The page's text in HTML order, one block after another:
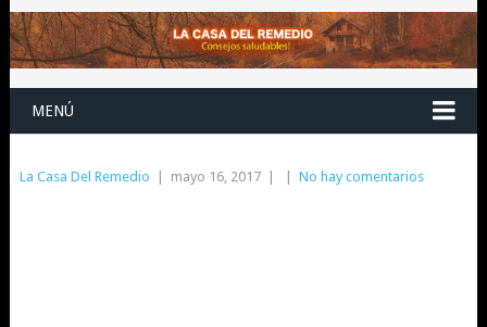
MENÚ
La Casa Del Remedio mayo 16, 2017 No hay comentarios